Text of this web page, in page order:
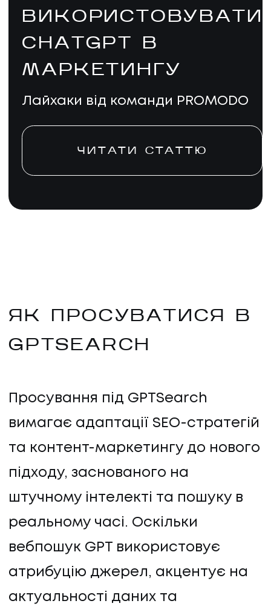
ВИКОРИСТОВУВАТИ
CHATGPT В
МАРКЕТИНГУ
Лайхаки від команди PROMODO
ЧИТАТИ СТАТТЮ
ЯК ПРОСУВАТИСЯ В
GPTSEARCH
Просування під GPTSearch
вимагає адаптації SEO-стратегій
та контент-маркетингу до нового
підходу, заснованого на
штучному інтелекті та пошуку в
реальному часі. Оскільки
вебпошук GPT використовує
атрибуцію джерел, акцентує на
актуальності даних та